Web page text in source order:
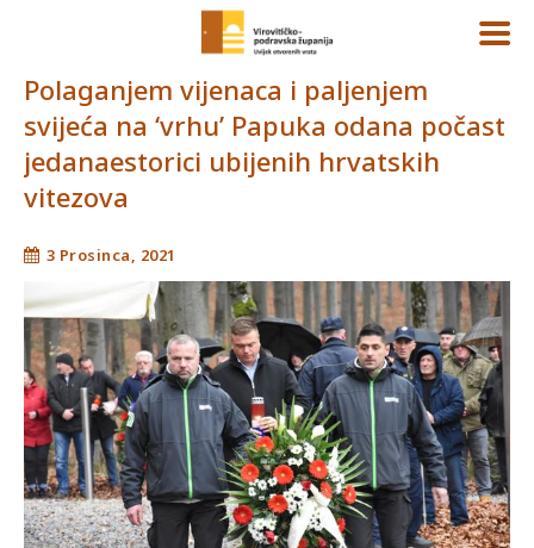
Polaganjem vijenaca i paljenjem
svijeća na ‘vrhu’ Papuka odana počast
jedanaestorici ubijenih hrvatskih
vitezova
3 Prosinca, 2021